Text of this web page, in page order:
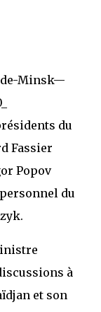
du
Fassier
Popov
du
à
et son